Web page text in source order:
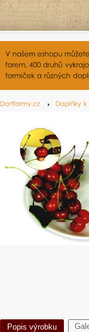
Popis výrobku